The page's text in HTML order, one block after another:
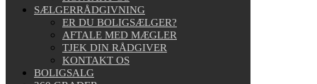
SÆLGERRÅDGIVNING
ER DU BOLIGSÆLGER?
AFTALE MED MÆGLER
TJEK DIN RÅDGIVER
KONTAKT OS
BOLIGSALG